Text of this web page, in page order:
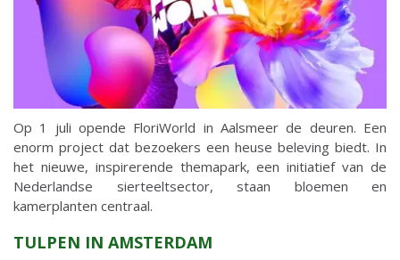
Op 1 juli opende FloriWorld in Aalsmeer de deuren. Een
enorm project dat bezoekers een heuse beleving biedt. In
het nieuwe, inspirerende themapark, een initiatief van de
Nederlandse sierteeltsector, staan bloemen en
kamerplanten centraal.
TULPEN IN AMSTERDAM